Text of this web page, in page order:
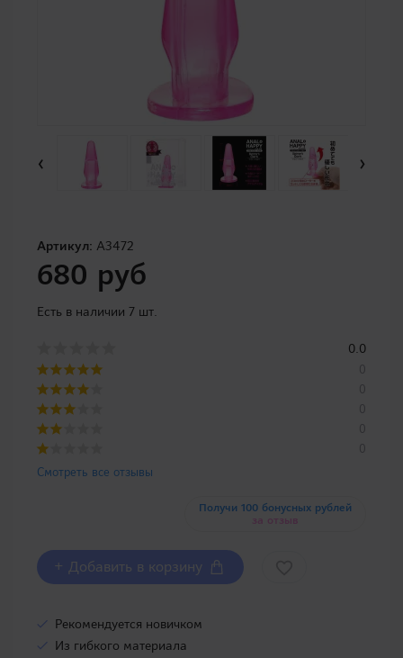
‹ ›
Артикул: A3472
680 руб
Есть в наличии 7 шт.
0.0
0
0
0
0
0
Смотреть все отзывы
Получи 100 бонусных рублей
за отзыв
+ Добавить в корзину
Рекомендуется новичком
Из гибкого материала